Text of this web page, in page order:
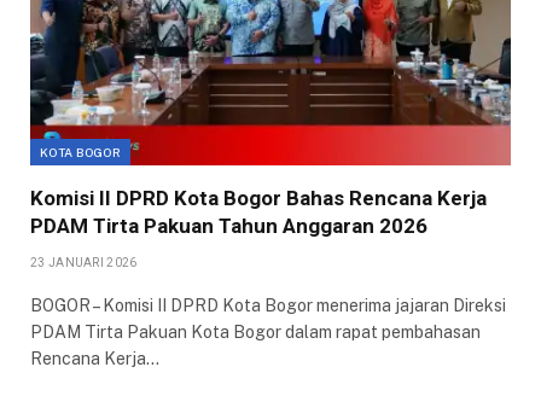
KOTA BOGOR
Komisi II DPRD Kota Bogor Bahas Rencana Kerja
PDAM Tirta Pakuan Tahun Anggaran 2026
23 JANUARI 2026
BOGOR – Komisi II DPRD Kota Bogor menerima jajaran Direksi
PDAM Tirta Pakuan Kota Bogor dalam rapat pembahasan
Rencana Kerja…